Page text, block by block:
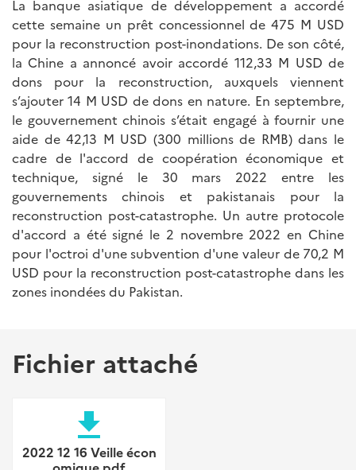
La banque asiatique de développement a accordé
cette semaine un prêt concessionnel de 475 M USD
pour la reconstruction post-inondations. De son côté,
la Chine a annoncé avoir accordé 112,33 M USD de
dons pour la reconstruction, auxquels viennent
s’ajouter 14 M USD de dons en nature. En septembre,
le gouvernement chinois s’était engagé à fournir une
aide de 42,13 M USD (300 millions de RMB) dans le
cadre de l'accord de coopération économique et
technique, signé le 30 mars 2022 entre les
gouvernements chinois et pakistanais pour la
reconstruction post-catastrophe. Un autre protocole
d'accord a été signé le 2 novembre 2022 en Chine
pour l'octroi d'une subvention d'une valeur de 70,2 M
USD pour la reconstruction post-catastrophe dans les
zones inondées du Pakistan.
Fichier attaché
file_download
2022 12 16 Veille écon